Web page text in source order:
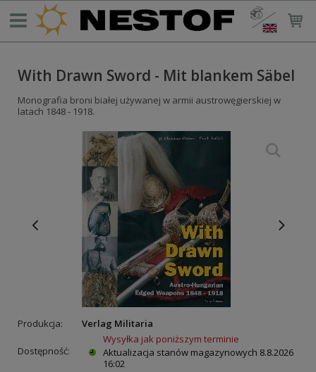
With Drawn Sword - Mit blankem Säbel
Monografia broni białej używanej w armii austrowęgierskiej w
latach 1848 - 1918.
Produkcja: Verlag Militaria
Dostępność:
Wysyłka jak poniższym terminie
Aktualizacja stanów magazynowych 8.8.2026
16:02